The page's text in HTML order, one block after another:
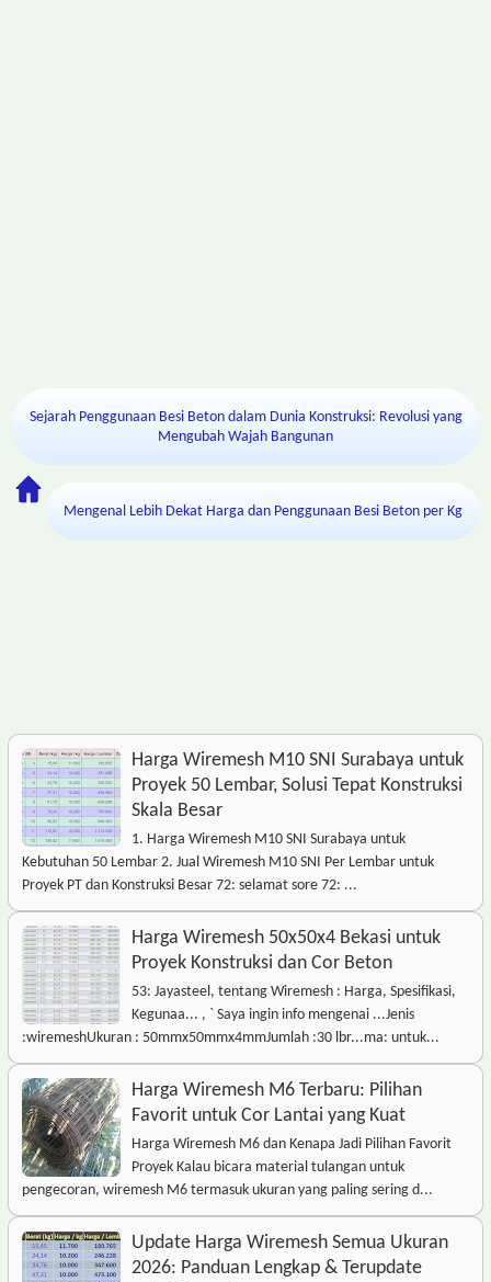
Sejarah Penggunaan Besi Beton dalam Dunia Konstruksi: Revolusi yang
Mengubah Wajah Bangunan
Mengenal Lebih Dekat Harga dan Penggunaan Besi Beton per Kg
Harga Wiremesh M10 SNI Surabaya untuk
Proyek 50 Lembar, Solusi Tepat Konstruksi
Skala Besar
1. Harga Wiremesh M10 SNI Surabaya untuk
Kebutuhan 50 Lembar 2. Jual Wiremesh M10 SNI Per Lembar untuk
Proyek PT dan Konstruksi Besar 72: selamat sore 72: ...
Harga Wiremesh 50x50x4 Bekasi untuk
Proyek Konstruksi dan Cor Beton
53: Jayasteel, tentang Wiremesh : Harga, Spesifikasi,
Kegunaa... , ` Saya ingin info mengenai ...Jenis
:wiremeshUkuran : 50mmx50mmx4mmJumlah :30 lbr...ma: untuk...
Harga Wiremesh M6 Terbaru: Pilihan
Favorit untuk Cor Lantai yang Kuat
Harga Wiremesh M6 dan Kenapa Jadi Pilihan Favorit
Proyek Kalau bicara material tulangan untuk
pengecoran, wiremesh M6 termasuk ukuran yang paling sering d...
Update Harga Wiremesh Semua Ukuran
2026: Panduan Lengkap & Terupdate